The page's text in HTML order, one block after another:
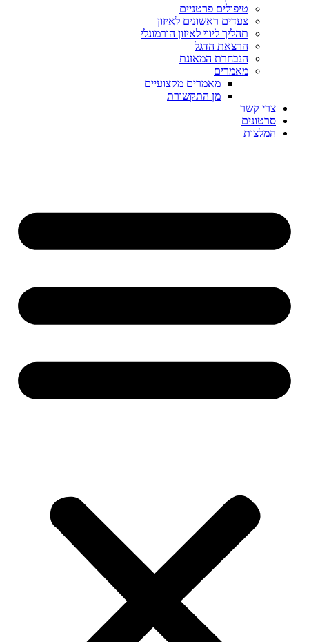
טיפולים פרטניים
צעדים ראשונים לאיזון
תהליך ליווי לאיזון הורמונלי
הרצאת הדגל
הנבחרת המאזנת
מאמרים
מאמרים מקצועיים
מן התקשורת
צרי קשר
סרטונים
המלצות